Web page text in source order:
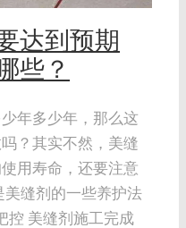
达到预期
些？
年多少年，那么这
？其实不然，美缝
用寿命，还要注意
缝剂的一些养护法
控 美缝剂施工完成